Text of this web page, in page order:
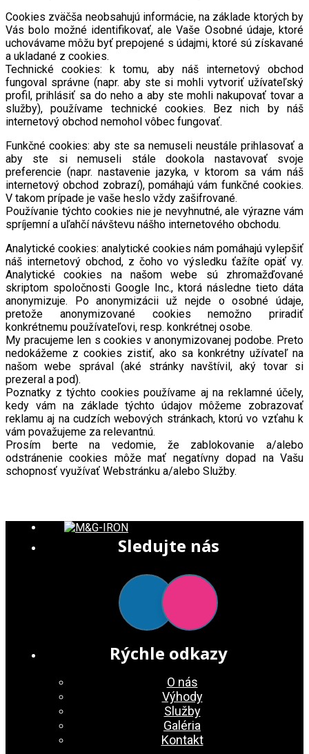
Cookies zväčša neobsahujú informácie, na základe ktorých by
Vás bolo možné identifikovať, ale Vaše Osobné údaje, ktoré
uchovávame môžu byť prepojené s údajmi, ktoré sú získavané
a ukladané z cookies.
Technické cookies: k tomu, aby náš internetový obchod
fungoval správne (napr. aby ste si mohli vytvoriť užívateľský
profil, prihlásiť sa do neho a aby ste mohli nakupovať tovar a
služby), používame technické cookies. Bez nich by náš
internetový obchod nemohol vôbec fungovať.
Funkčné cookies: aby ste sa nemuseli neustále prihlasovať a
aby ste si nemuseli stále dookola nastavovať svoje
preferencie (napr. nastavenie jazyka, v ktorom sa vám náš
internetový obchod zobrazí), pomáhajú vám funkčné cookies.
V takom prípade je vaše heslo vždy zašifrované.
Používanie týchto cookies nie je nevyhnutné, ale výrazne vám
spríjemní a uľahčí návštevu nášho internetového obchodu.
Analytické cookies: analytické cookies nám pomáhajú vylepšiť
náš internetový obchod, z čoho vo výsledku ťažíte opäť vy.
Analytické cookies na našom webe sú zhromažďované
skriptom spoločnosti Google Inc., ktorá následne tieto dáta
anonymizuje. Po anonymizácii už nejde o osobné údaje,
pretože anonymizované cookies nemožno priradiť
konkrétnemu používateľovi, resp. konkrétnej osobe.
My pracujeme len s cookies v anonymizovanej podobe. Preto
nedokážeme z cookies zistiť, ako sa konkrétny užívateľ na
našom webe správal (aké stránky navštívil, aký tovar si
prezeral a pod).
Poznatky z týchto cookies používame aj na reklamné účely,
kedy vám na základe týchto údajov môžeme zobrazovať
reklamu aj na cudzích webových stránkach, ktorú vo vzťahu k
vám považujeme za relevantnú.
Prosím berte na vedomie, že zablokovanie a/alebo
odstránenie cookies môže mať negatívny dopad na Vašu
schopnosť využívať Webstránku a/alebo Služby.
Sledujte nás
Rýchle odkazy
O nás
Výhody
Služby
Galéria
Kontakt